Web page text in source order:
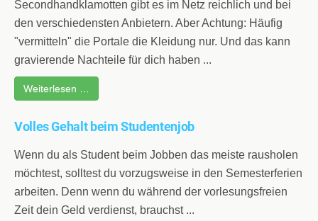
Secondhandklamotten gibt es im Netz reichlich und bei
den verschiedensten Anbietern. Aber Achtung: Häufig
"vermitteln" die Portale die Kleidung nur. Und das kann
gravierende Nachteile für dich haben ...
Weiterlesen …
Volles Gehalt beim Studentenjob
Wenn du als Student beim Jobben das meiste rausholen
möchtest, solltest du vorzugsweise in den Semesterferien
arbeiten. Denn wenn du während der vorlesungsfreien
Zeit dein Geld verdienst, brauchst ...